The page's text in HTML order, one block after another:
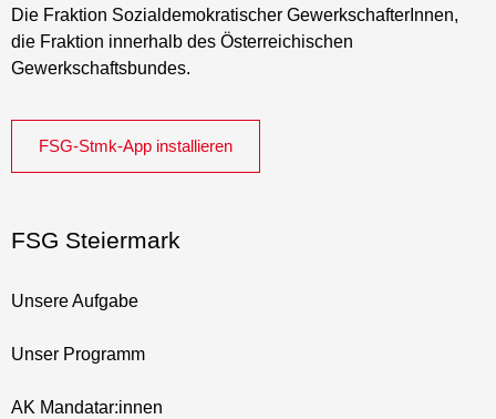
Die Fraktion Sozialdemokratischer GewerkschafterInnen,
die Fraktion innerhalb des Österreichischen
Gewerkschaftsbundes.
FSG-Stmk-App installieren
FSG Steiermark
Unsere Aufgabe
Unser Programm
AK Mandatar:innen